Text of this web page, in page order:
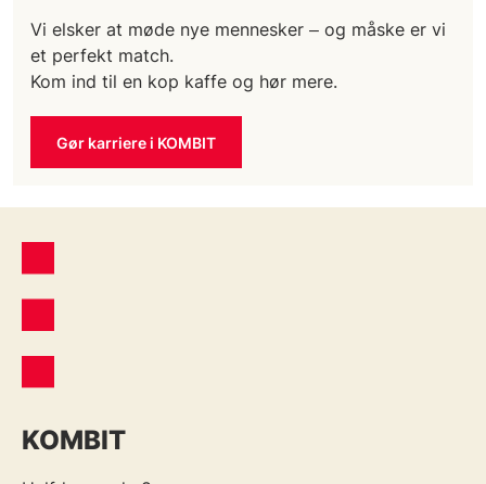
Vi elsker at møde nye mennesker – og måske er vi
et perfekt match.
Kom ind til en kop kaffe og hør mere.
Gør karriere i KOMBIT
KOMBIT